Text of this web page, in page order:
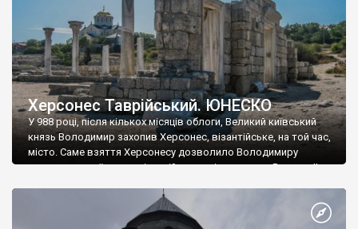
Херсонес Таврійський. ЮНЕСКО
У 988 році, після кількох місяців облоги, Великий київський
князь Володимир захопив Херсонес, візантійське, на той час,
місто. Саме взяття Херсонесу дозволило Володимиру
диктувати свої умови візантійському імператору Василю ІІ, та
Херсонесі Володимир-язичник, став Василем-християнином.
А потім було Хрещення Русі. На честь Херсонесу Таврійського